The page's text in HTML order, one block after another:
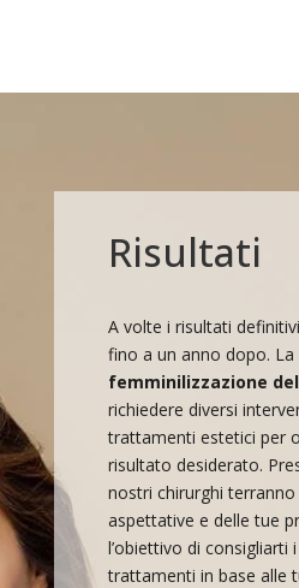
Risultati
A volte i risultati
fino a un anno dopo. La
femminilizzazione
richiedere diversi
trattamenti estetici per
risultato desiderato.
nostri chirurghi
aspettative e delle tue
l’obiettivo di consigliarti
trattamenti in base alle